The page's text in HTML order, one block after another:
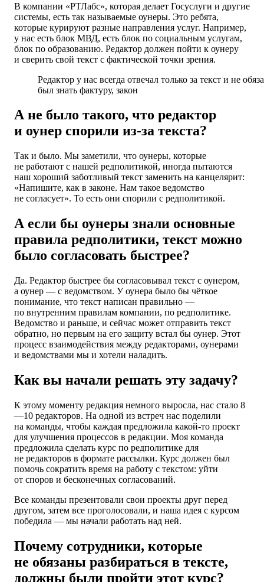
В компании «РТЛабс», которая делает Госуслуги и другие
системы, есть так называемые оунеры. Это ребята,
которые курируют разные направления услуг. Например,
у нас есть блок МВД, есть блок по социальным услугам,
блок по образованию. Редактор должен пойти к оунеру
и сверить свой текст с фактической точки зрения.
Редактор у нас всегда отвечал только за текст и не
был знать фактуру, закон
А не было такого, что редактор
и оунер спорили из-за текста?
Так и было. Мы заметили, что оунеры, которые
не работают с нашей редполитикой, иногда пытаются
наш хороший заботливый текст заменить на канцелярит:
«Напишите, как в законе. Нам такое ведомство
не согласует». То есть они спорили с редполитикой.
А если бы оунеры знали основные
правила редполитики, текст можно
было согласовать быстрее?
Да. Редактор быстрее бы согласовывал текст с оунером,
а оунер — с ведомством. У оунера было бы чёткое
понимание, что текст написан правильно —
по внутренним правилам компании, по редполитике.
Ведомство и раньше, и сейчас может отправить текст
обратно, но первым на его защиту встал бы оунер. Этот
процесс взаимодействия между редакторами, оунерами
и ведомствами мы и хотели наладить.
Как вы начали решать эту задачу?
К этому моменту редакция немного выросла, нас стало 8
—10 редакторов. На одной из встреч нас поделили
на команды, чтобы каждая предложила какой-то проект
для улучшения процессов в редакции. Моя команда
предложила сделать курс по редполитике для
не редакторов в формате рассылки. Курс должен был
помочь сократить время на работу с текстом: уйти
от споров и бесконечных согласований.
Все команды презентовали свои проекты друг перед
другом, затем все проголосовали, и наша идея с курсом
победила — мы начали работать над ней.
Почему сотрудники, которые
не обязаны разбираться в тексте,
должны были пройти этот курс?